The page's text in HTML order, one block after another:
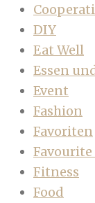
DIY
Eat Well
Essen
Event
Fashion
Favoriten
Favourite
Fitness
Food